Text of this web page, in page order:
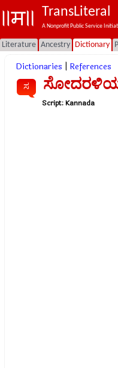
TransLiteral
A Nonprofit Public Service
Literature Ancestry Dictionary
Dictionaries References
ಸ
Script:Kannada